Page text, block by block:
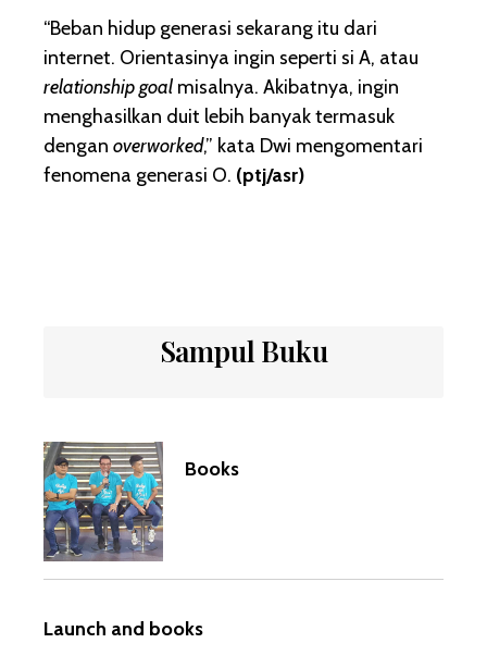
“Beban hidup generasi sekarang itu dari
internet. Orientasinya ingin seperti si A, atau
relationship goal misalnya. Akibatnya, ingin
menghasilkan duit lebih banyak termasuk
dengan overworked,” kata Dwi mengomentari
fenomena generasi O. (ptj/asr)
Sampul Buku
Books
Launch and books